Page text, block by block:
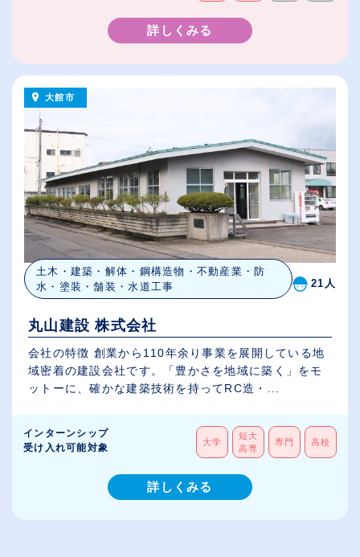
詳しくみる
大館市
土木・建築・解体・鋼構造物・不動産業・防
水・塗装・舗装・水道工事
21人
丸山建設 株式会社
会社の特徴 創業から110年余り事業を展開している地
域密着の建設会社です。「豊かさを地域に築く」をモ
ットーに、確かな建築技術を持ってRC造・...
インターンシップ
受け入れ可能対象
大学
短大
高専
専門 高校
詳しくみる